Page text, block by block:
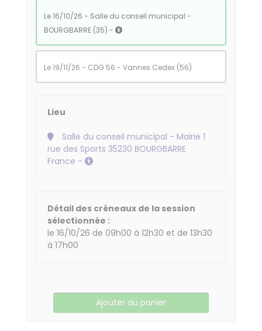
le 16/10/26 - Salle du conseil municipal -
BOURGBARRE (35) -
le 19/11/26 - CDG 56 - Vannes Cedex (56)
Lieu
rue des Sports 35230 BOURGBARRE
France -
Détail des créneaux de la session
sélectionnée :
le 16/10/26 de 09h00 à 12h30 et de 13h30
à 17h00
Ajouter au panier